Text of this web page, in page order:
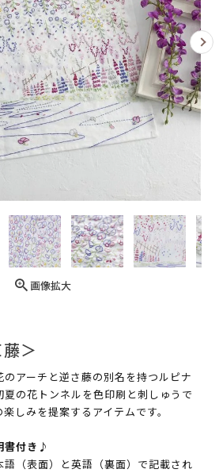
画像拡大
＞
アーチと逆さ藤の別名を持つルピナ
の花トンネルを色印刷と刺しゅうで
しみを提案するアイテムです。
書付き♪
（表面）と英語（裏面）で記載され